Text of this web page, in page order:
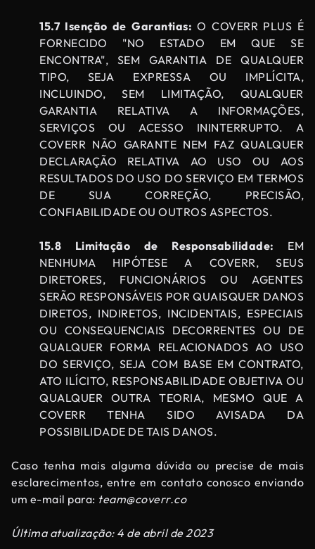
15.7 Isenção de Garantias: O COVERR PLUS É
FORNECIDO "NO ESTADO EM QUE SE
ENCONTRA", SEM GARANTIA DE QUALQUER
TIPO, SEJA EXPRESSA OU IMPLÍCITA,
INCLUINDO, SEM LIMITAÇÃO, QUALQUER
GARANTIA RELATIVA A INFORMAÇÕES,
SERVIÇOS OU ACESSO ININTERRUPTO. A
COVERR NÃO GARANTE NEM FAZ QUALQUER
DECLARAÇÃO RELATIVA AO USO OU AOS
RESULTADOS DO USO DO SERVIÇO EM TERMOS
DE SUA CORREÇÃO, PRECISÃO,
CONFIABILIDADE OU OUTROS ASPECTOS.
15.8 Limitação de Responsabilidade: EM
NENHUMA HIPÓTESE A COVERR, SEUS
DIRETORES, FUNCIONÁRIOS OU AGENTES
SERÃO RESPONSÁVEIS POR QUAISQUER DANOS
DIRETOS, INDIRETOS, INCIDENTAIS, ESPECIAIS
OU CONSEQUENCIAIS DECORRENTES OU DE
QUALQUER FORMA RELACIONADOS AO USO
DO SERVIÇO, SEJA COM BASE EM CONTRATO,
ATO ILÍCITO, RESPONSABILIDADE OBJETIVA OU
QUALQUER OUTRA TEORIA, MESMO QUE A
COVERR TENHA SIDO AVISADA DA
POSSIBILIDADE DE TAIS DANOS.
Caso tenha mais alguma dúvida ou precise de mais
esclarecimentos, entre em contato conosco enviando
um e-mail para: team@coverr.co
Última atualização: 4 de abril de 2023